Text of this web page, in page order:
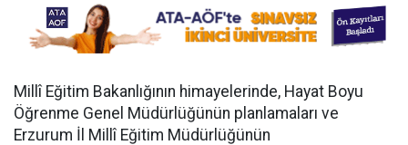
Millî Eğitim Bakanlığının himayelerinde, Hayat Boyu
Öğrenme Genel Müdürlüğünün planlamaları ve
Erzurum İl Millî Eğitim Müdürlüğünün